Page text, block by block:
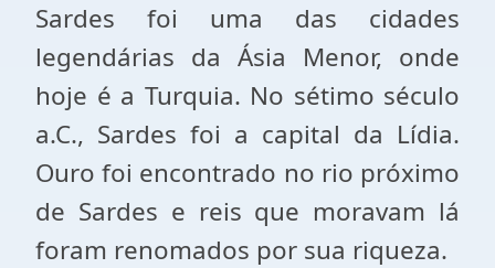
Sardes foi uma das cidades
legendárias da Ásia Menor, onde
hoje é a Turquia. No sétimo século
a.C., Sardes foi a capital da Lídia.
Ouro foi encontrado no rio próximo
de Sardes e reis que moravam lá
foram renomados por sua riqueza.